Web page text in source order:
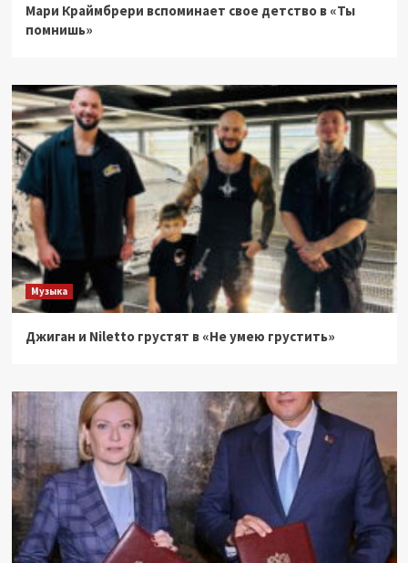
Мари Краймбрери вспоминает свое детство в «Ты
помнишь»
Музыка
Джиган и Niletto грустят в «Не умею грустить»